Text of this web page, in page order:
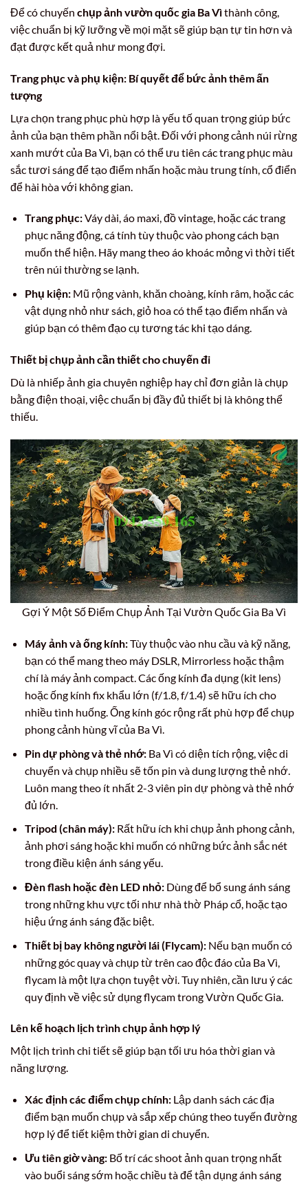
Để có chuyến chụp ảnh vườn quốc gia Ba Vìthành công,
việc chuẩn bị kỹ lưỡng về mọi mặt sẽ giúp bạn tự tin hơn và
đạt được kết quả như mong đợi.
Trang phục và phụ kiện: Bí quyết để bức ảnh thêm ấn
tượng
Lựa chọn trang phục phù hợp là yếu tố quan trọng giúp bức
ảnh của bạn thêm phần nổi bật. Đối với phong cảnh núi rừng
xanh mướt của Ba Vì, bạn có thể ưu tiên các trang phục màu
sắc tươi sáng để tạo điểm nhấn hoặc màu trung tính, cổ điển
để hài hòa với không gian.
Trang phục:Váy dài, áo maxi, đồ vintage, hoặc các trang
phục năng động, cá tính tùy thuộc vào phong cách bạn
muốn thể hiện. Hãy mang theo áo khoác mỏng vì thời tiết
trên núi thường se lạnh.
Phụ kiện:Mũ rộng vành, khăn choàng, kính râm, hoặc các
vật dụng nhỏ như sách, giỏ hoa có thể tạo điểm nhấn và
giúp bạn có thêm đạo cụ tương tác khi tạo dáng.
Thiết bị chụp ảnh cần thiết cho chuyến đi
Dù là nhiếp ảnh gia chuyên nghiệp hay chỉ đơn giản là chụp
bằng điện thoại, việc chuẩn bị đầy đủ thiết bị là không thể
thiếu.
Gợi Ý Một Số Điểm Chụp Ảnh Tại Vườn Quốc Gia Ba Vì
Máy ảnh và ống kính:Tùy thuộc vào nhu cầu và kỹ năng,
bạn có thể mang theo máy DSLR, Mirrorless hoặc thậm
chí là máy ảnh compact. Các ống kính đa dụng (kit lens)
hoặc ống kính fix khẩu lớn (f/1.8, f/1.4) sẽ hữu ích cho
nhiều tình huống. Ống kính góc rộng rất phù hợp để chụp
phong cảnh hùng vĩ của Ba Vì.
Pin dự phòng và thẻ nhớ:Ba Vì có diện tích rộng, việc di
chuyển và chụp nhiều sẽ tốn pin và dung lượng thẻ nhớ.
Luôn mang theo ít nhất 2-3 viên pin dự phòng và thẻ nhớ
đủ lớn.
Tripod (chân máy):Rất hữu ích khi chụp ảnh phong cảnh,
ảnh phơi sáng hoặc khi muốn có những bức ảnh sắc nét
trong điều kiện ánh sáng yếu.
Đèn flash hoặc đèn LED nhỏ:Dùng để bổ sung ánh sáng
trong những khu vực tối như nhà thờ Pháp cổ, hoặc tạo
hiệu ứng ánh sáng đặc biệt.
Thiết bị bay không người lái (Flycam):Nếu bạn muốn có
những góc quay và chụp từ trên cao độc đáo của Ba Vì,
flycam là một lựa chọn tuyệt vời. Tuy nhiên, cần lưu ý các
quy định về việc sử dụng flycam trong Vườn Quốc Gia.
Lên kế hoạch lịch trình chụp ảnh hợp lý
Một lịch trình chi tiết sẽ giúp bạn tối ưu hóa thời gian và
năng lượng.
Xác định các điểm chụp chính:Lập danh sách các địa
điểm bạn muốn chụp và sắp xếp chúng theo tuyến đường
hợp lý để tiết kiệm thời gian di chuyển.
Ưu tiên giờ vàng:Bố trí các shoot ảnh quan trọng nhất
vào buổi sáng sớm hoặc chiều tà để tận dụng ánh sáng